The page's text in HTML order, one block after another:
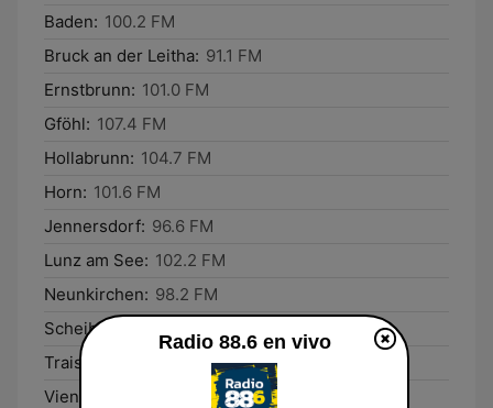
Baden: 100.2 FM
Bruck an der Leitha: 91.1 FM
Ernstbrunn: 101.0 FM
Gföhl: 107.4 FM
Hollabrunn: 104.7 FM
Horn: 101.6 FM
Jennersdorf: 96.6 FM
Lunz am See: 102.2 FM
Neunkirchen: 98.2 FM
Scheibbs:
Traisen:
Vienna:
Radio 88.6 en vivo